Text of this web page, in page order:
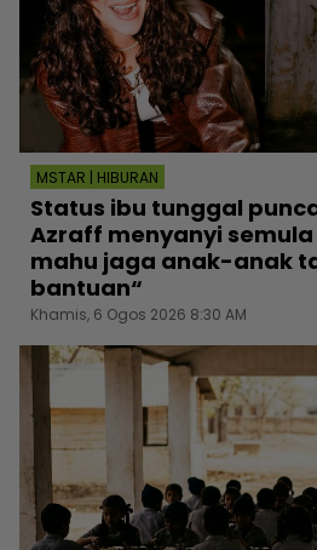
MSTAR | HIBURAN
Status ibu tunggal
Azraff menyanyi semula
mahu jaga anak-anak
bantuan“
Khamis, 6 Ogos 2026 8:30 AM